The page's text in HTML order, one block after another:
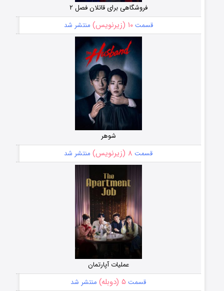
فروشگاهی برای قاتلان فصل ۲
قسمت۱۰ (زیرنویس) منتشر شد
شوهر
قسمت ۸ (زیرنویس) منتشر شد
عملیات آپارتمان
قسمت ۵ (دوبله) منتشر شد